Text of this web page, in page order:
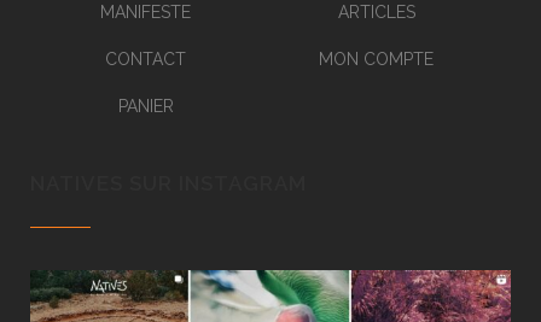
MANIFESTE ARTICLES
CONTACT MON COMPTE
PANIER